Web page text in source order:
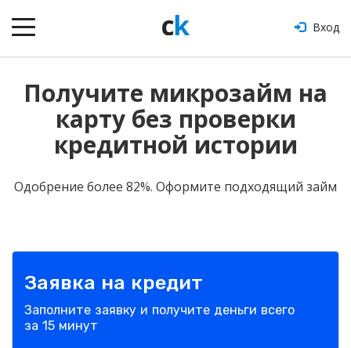
Вход
Получите микрозайм на
карту без проверки
кредитной истории
Одобрение более 82%. Оформите подходящий займ